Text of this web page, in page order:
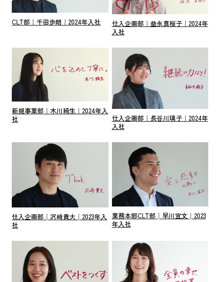
CLT部｜千田歩朗｜2024年入社
仕入企画部｜益永真桜子｜2024年
入社
新規事業部｜木川綺生｜2024年入
社
仕入企画部｜長谷川璃子｜2024年
入社
仕入企画部│沢﨑貴大│2023年入
社
業務本部CLT部│早川宜文│2023
年入社